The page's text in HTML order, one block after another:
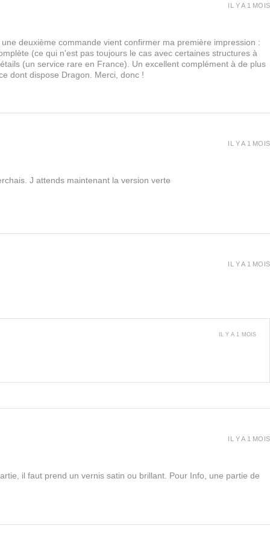
deuxième commande vient confirmer ma première impression :
(ce qui n'est pas toujours le cas avec certaines structures à
(un service rare en France). Un excellent complément à de plus
dont dispose Dragon. Merci, donc !
IL Y A 1 MOIS
J attends maintenant la version verte
IL Y A 1 MOIS
IL Y A 1 MOIS
IL Y A 1 MOIS
il faut prend un vernis satin ou brillant. Pour Info, une partie de
IL Y A 1 MOIS